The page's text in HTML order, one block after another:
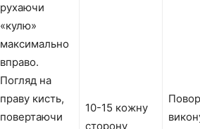
рухаючи
«кулю»
максимально
вправо.
Погляд на
праву кисть,
повертаючи
10-15 кожну
сторону